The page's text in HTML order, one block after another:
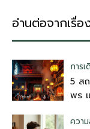
อ่านต่อจากเรื่อ
การ
5 ส
พร
ควา